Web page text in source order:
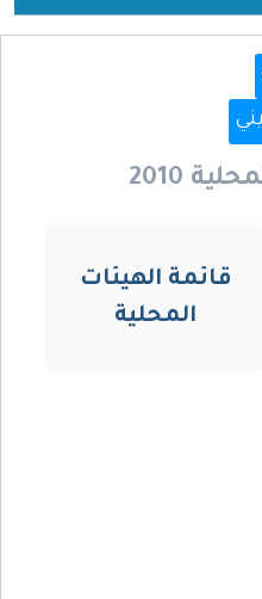
2010
قائمة الهيئات
المحلية